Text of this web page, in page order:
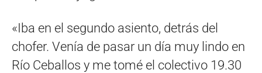
«Iba en el segundo asiento, detrás del
chofer. Venía de pasar un día muy lindo en
Río Ceballos y me tomé el colectivo 19.30